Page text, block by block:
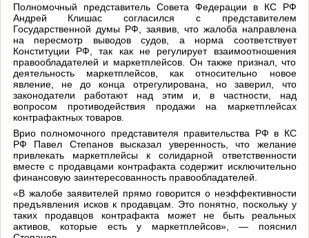
Полномочный представитель Совета Федерации в КС РФ
Андрей Клишас согласился с представителем
Государственной думы РФ, заявив, что жалоба направлена
на пересмотр выводов судов, а норма соответствует
Конституции РФ, так как не регулирует взаимоотношения
правообладателей и маркетплейсов. Он также признал, что
деятельность маркетплейсов, как относительно новое
явление, не до конца отрегулирована, но заверил, что
законодатели работают над этим и, в частности, над
вопросом противодействия продажи на маркетплейсах
контрафактных товаров.
Врио полномочного представителя правительства РФ в КС
РФ Павел Степанов высказал уверенность, что желание
привлекать маркетплейсы к солидарной ответственности
вместе с продавцами контрафакта содержит исключительно
финансовую заинтересованность правообладателей.
«В жалобе заявителей прямо говорится о неэффективности
предъявления исков к продавцам. Это понятно, поскольку у
таких продавцов контрафакта может не быть реальных
активов, которые есть у маркетплейсов», — пояснил